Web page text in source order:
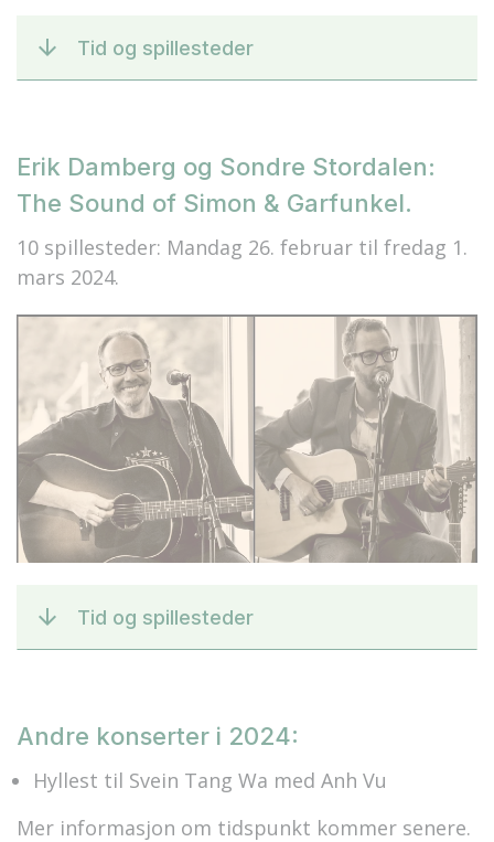
Tid og spillesteder
Erik Damberg og Sondre Stordalen:
The Sound of Simon & Garfunkel.
10 spillesteder: Mandag 26. februar til fredag 1.
mars 2024.
Tid og spillesteder
Andre konserter i 2024:
Hyllest til Svein Tang Wa med Anh Vu
Mer informasjon om tidspunkt kommer senere.